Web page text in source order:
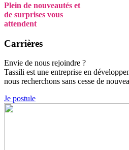
Plein de nouveautés et
de surprises vous
attendent
Carrières
Envie de nous rejoindre ?
Tassili est une entreprise en
nous recherchons sans cesse de
Je postule